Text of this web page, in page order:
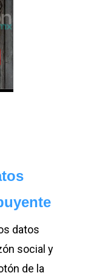
datos
social y
de la